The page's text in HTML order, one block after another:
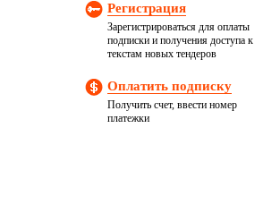
Регистрация
Зарегистрироваться для оплаты
подписки и получения доступа к
текстам новых тендеров
Оплатить подписку
Получить счет, ввести номер
платежки